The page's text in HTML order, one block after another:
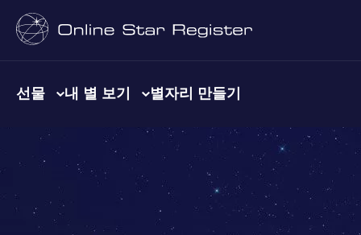
선물 내 별 보기 별자리 만들기